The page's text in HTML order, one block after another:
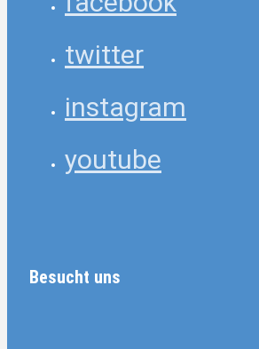
twitter
instagram
youtube
Besucht uns